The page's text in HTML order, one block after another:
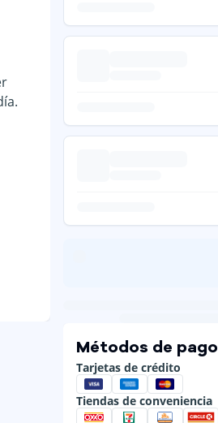
Métodos de pago
Tarjetas de crédito
Tiendas de conveniencia